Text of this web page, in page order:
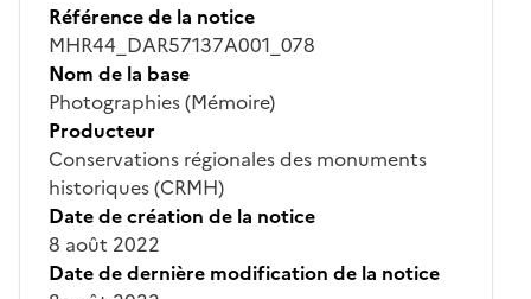
Référence de la notice
MHR44_DAR57137A001_078
Nom de la base
Photographies (Mémoire)
Producteur
Conservations régionales des monuments
historiques (CRMH)
Date de création de la notice
8 août 2022
Date de dernière modification de la notice